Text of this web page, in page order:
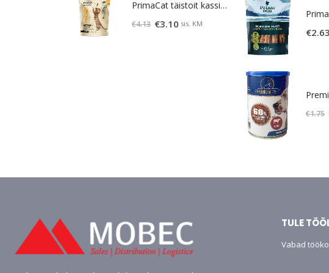
PrimaCat täistoit kassipoegadele kanalihaga 400g
€4.13 Algne
€3.10 Praegune
sis. KM
€2.63
€1.75
TULE
Vabad